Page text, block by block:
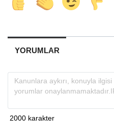
YORUMLAR